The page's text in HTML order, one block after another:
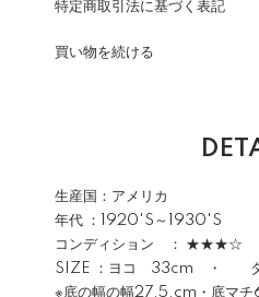
特定商取引法に基づく表記
買い物を続ける
生産国：アメリカ
年代 ：1920'S～1930'S
コンディション ： ★★★☆
SIZE ：ヨコ 33cm ・
※底の幅の幅27.5.cm・底マ